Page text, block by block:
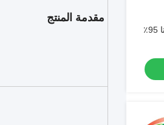
مستخلص عشبي نقي سويرتيا شيراتا 95٪
مقدمة المنتج